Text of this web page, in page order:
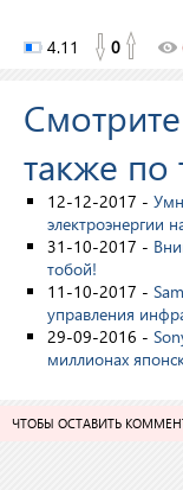
4.11 0
Смотрите
также по
12-12-2017 -
электроэнергии
31-10-2017 -
тобой!
11-10-2017 -
управления
29-09-2016 -
миллионах
ЧТОБЫ ОСТАВИТЬ